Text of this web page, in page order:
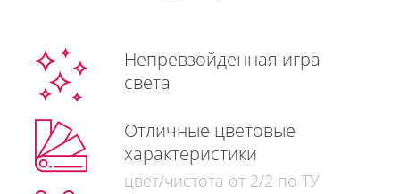
Непревзойденная игра
света
Отличные цветовые
характеристики
цвет/чистота от 2/2 по ТУ